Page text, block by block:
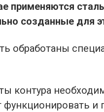
применяются
созданные для
обработаны
контура
функционировать